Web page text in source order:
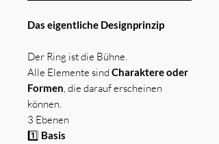
Das eigentliche Designprinzip
Der Ring ist die Bühne.
Alle Elemente sind Charaktere oder
Formen, die darauf erscheinen
können.
3 Ebenen
1️⃣ Basis